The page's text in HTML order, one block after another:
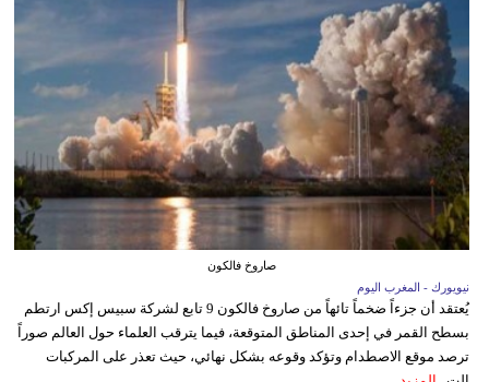
صاروخ فالكون
نيويورك - المغرب اليوم
يُعتقد أن جزءاً ضخماً تائهاً من صاروخ فالكون 9 تابع لشركة سبيس إكس ارتطم
بسطح القمر في إحدى المناطق المتوقعة، فيما يترقب العلماء حول العالم صوراً
ترصد موقع الاصطدام وتؤكد وقوعه بشكل نهائي، حيث تعذر على المركبات